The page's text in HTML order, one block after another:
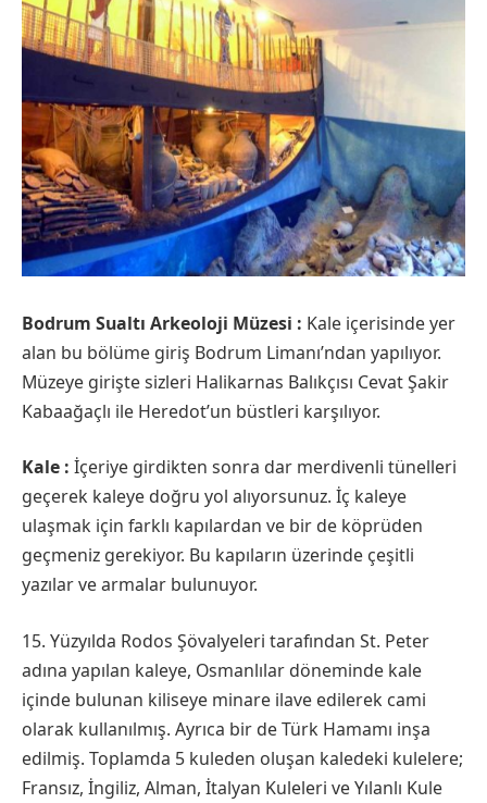
Bodrum Sualtı Arkeoloji Müzesi : Kale içerisinde yer
alan bu bölüme giriş Bodrum Limanı’ndan yapılıyor.
Müzeye girişte sizleri Halikarnas Balıkçısı Cevat Şakir
Kabaağaçlı ile Heredot’un büstleri karşılıyor.
Kale : İçeriye girdikten sonra dar merdivenli tünelleri
geçerek kaleye doğru yol alıyorsunuz. İç kaleye
ulaşmak için farklı kapılardan ve bir de köprüden
geçmeniz gerekiyor. Bu kapıların üzerinde çeşitli
yazılar ve armalar bulunuyor.
15. Yüzyılda Rodos Şövalyeleri tarafından St. Peter
adına yapılan kaleye, Osmanlılar döneminde kale
içinde bulunan kiliseye minare ilave edilerek cami
olarak kullanılmış. Ayrıca bir de Türk Hamamı inşa
edilmiş. Toplamda 5 kuleden oluşan kaledeki kulelere;
Fransız, İngiliz, Alman, İtalyan Kuleleri ve Yılanlı Kule